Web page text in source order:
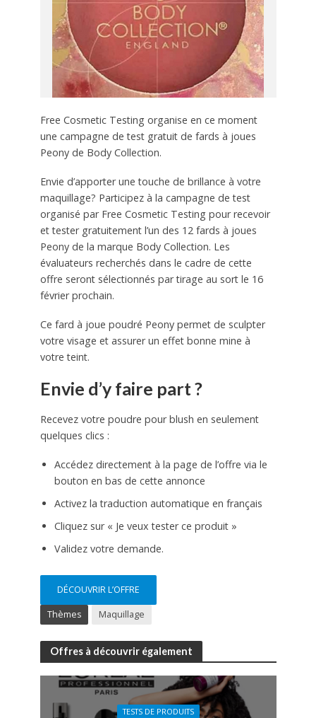
Free Cosmetic Testing organise en ce moment
une campagne de test gratuit de fards à joues
Peony de Body Collection.
Envie d’apporter une touche de brillance à votre
maquillage? Participez à la campagne de test
organisé par Free Cosmetic Testing pour recevoir
et tester gratuitement l’un des 12 fards à joues
Peony de la marque Body Collection. Les
évaluateurs recherchés dans le cadre de cette
offre seront sélectionnés par tirage au sort le 16
février prochain.
Ce fard à joue poudré Peony permet de sculpter
votre visage et assurer un effet bonne mine à
votre teint.
Envie d’y faire part ?
Recevez votre poudre pour blush en seulement
quelques clics :
Accédez directement à la page de l’offre via le
bouton en bas de cette annonce
Activez la traduction automatique en français
Cliquez sur « Je veux tester ce produit »
Validez votre demande.
DÉCOUVRIR L’OFFRE
Thèmes Maquillage
Offres à découvrir également
TESTS DE PRODUITS